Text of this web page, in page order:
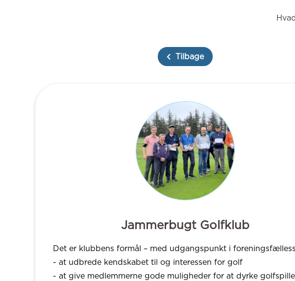
Tilbage
Jammerbugt Golfklub
Det er klubbens formål – med udgangspunkt i
- at udbrede kendskabet til og interessen for golf
- at give medlemmerne gode muligheder for at dyrke